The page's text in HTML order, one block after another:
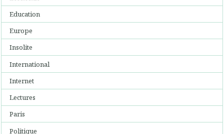
Education
Europe
Insolite
International
Internet
Lectures
Paris
Politique